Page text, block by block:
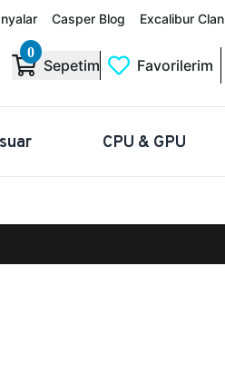
Casper Blog Excalibur Clan
0
Sepetim Favorilerim
CPU & GPU